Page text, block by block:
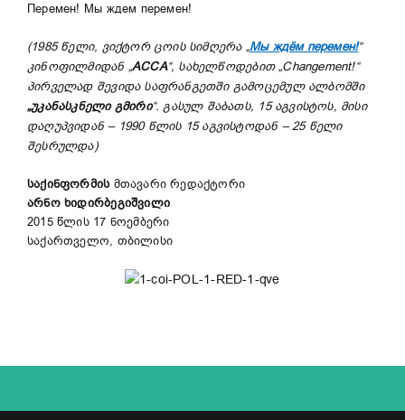
Перемен! Мы ждем перемен!
(1985 წელი, ვიქტორ ცოის სიმღერა „Мы ждём перемен!“
კინოფილმიდან „АССА“, სახელწოდებით „Changement!“
პირველად შევიდა საფრანგეთში გამოცემულ ალბომში
„უკანასკნელი გმირი“. გასულ შაბათს, 15 აგვისტოს, მისი
დაღუპვიდან – 1990 წლის 15 აგვისტოდან – 25 წელი
შესრულდა)
საქინფორმისმთავარი რედაქტორი
არნო ხიდირბეგიშვილი
2015 წლის 17 ნოემბერი
საქართველო, თბილისი